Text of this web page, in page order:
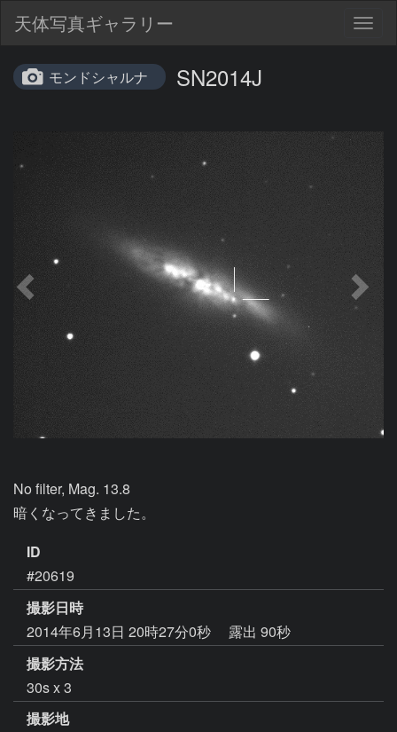
天体写真ギャラリー
モンドシャルナ SN2014J
No filter, Mag. 13.8
暗くなってきました。
ID
#20619
撮影日時
2014年6月13日 20時27分0秒
露出 90秒
撮影方法
30s x 3
撮影地